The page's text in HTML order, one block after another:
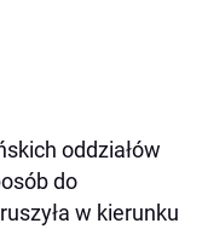
oddziałów
do
w kierunku